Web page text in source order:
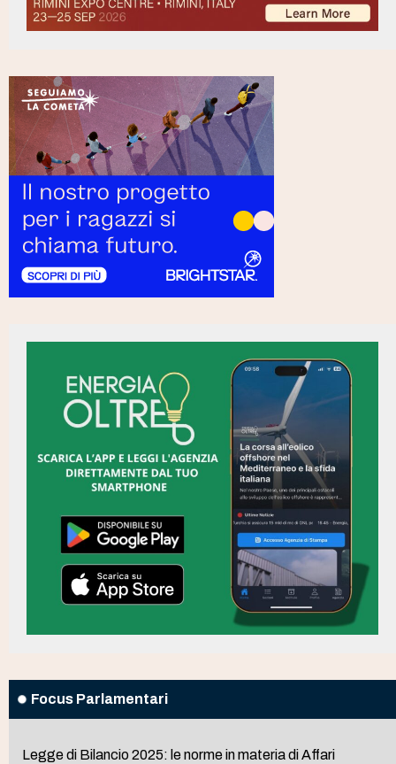
Focus Parlamentari
Legge di Bilancio 2025: le norme in materia di Affari